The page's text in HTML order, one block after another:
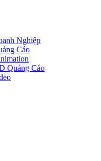
Nghiệp
Cáo
Quảng Cáo